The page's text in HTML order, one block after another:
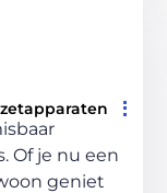
Of je nu een
geniet